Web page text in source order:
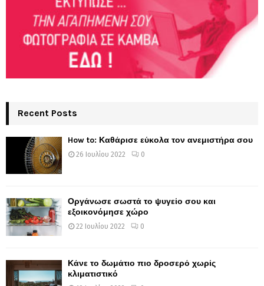
Recent Posts
How to: Καθάρισε εύκολα τον ανεμιστήρα σου
26 Ιουλίου 2022 0
Οργάνωσε σωστά το ψυγείο σου και
εξοικονόμησε χώρο
22 Ιουλίου 2022 0
Κάνε το δωμάτιο πιο δροσερό χωρίς
κλιματιστικό